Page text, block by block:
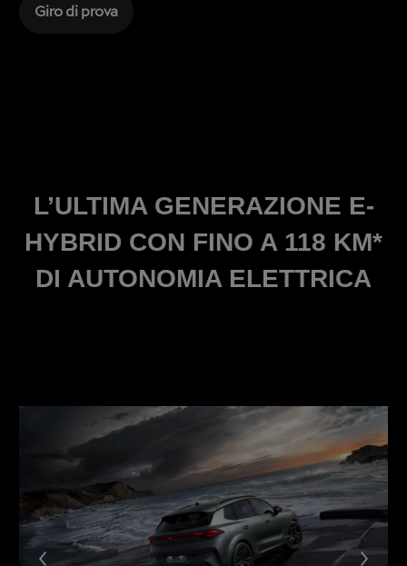
Giro di prova
L’ULTIMA GENERAZIONE E-
HYBRID CON FINO A 118 KM*
DI AUTONOMIA ELETTRICA